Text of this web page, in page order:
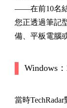
——在前10名結
您正透過筆記
備、平板電腦
Windows
當時